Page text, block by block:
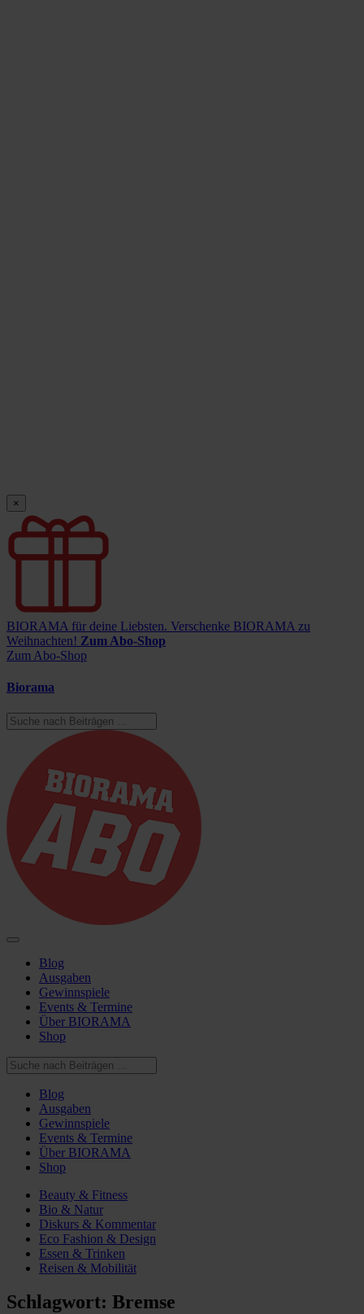
×
BIORAMA für deine Liebsten. Verschenke BIORAMA zu
Weihnachten! Zum Abo-Shop
Zum Abo-Shop
Biorama
Blog
Ausgaben
Gewinnspiele
Events & Termine
Über BIORAMA
Shop
Blog
Ausgaben
Gewinnspiele
Events & Termine
Über BIORAMA
Shop
Beauty & Fitness
Bio & Natur
Diskurs & Kommentar
Eco Fashion & Design
Essen & Trinken
Reisen & Mobilität
Schlagwort: Bremse